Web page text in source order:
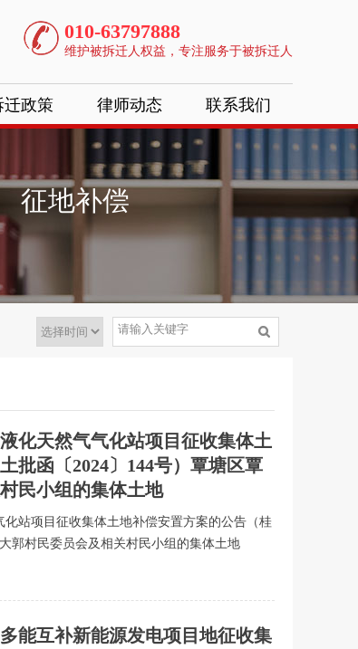
010-63797888
维护被拆迁人权益，专注服务于被拆迁人
迁政策 律师动态 联系我们
征地补偿
化天然气气化站项目征收集体土
批函〔2024〕144号）覃塘区覃
民小组的集体土地
站项目征收集体土地补偿安置方案的公告（桂
郭村民委员会及相关村民小组的集体土地
能互补新能源发电项目地征收集